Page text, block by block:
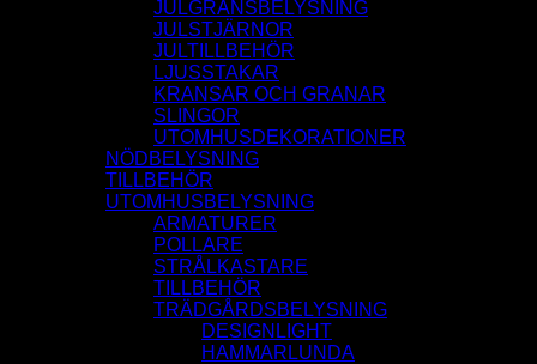
JULGRANSBELYSNING
JULSTJÄRNOR
JULTILLBEHÖR
LJUSSTAKAR
KRANSAR OCH GRANAR
SLINGOR
UTOMHUSDEKORATIONER
NÖDBELYSNING
TILLBEHÖR
UTOMHUSBELYSNING
ARMATURER
POLLARE
STRÅLKASTARE
TILLBEHÖR
TRÄDGÅRDSBELYSNING
DESIGNLIGHT
HAMMARLUNDA